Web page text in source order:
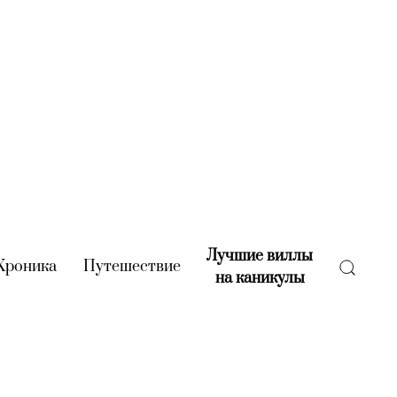
(current)
Путешествие(current)
Лучшие виллы
на каникулы(current)